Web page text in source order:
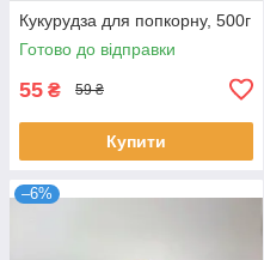
Кукурудза для попкорну, 500г
Готово до відправки
55 ₴ 59 ₴
Купити
–6%